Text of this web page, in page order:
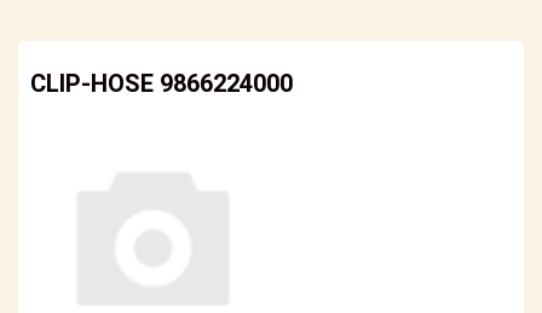
Ремонт и
техобслуживание
Регистрация
CLIP-HOSE 9866224000